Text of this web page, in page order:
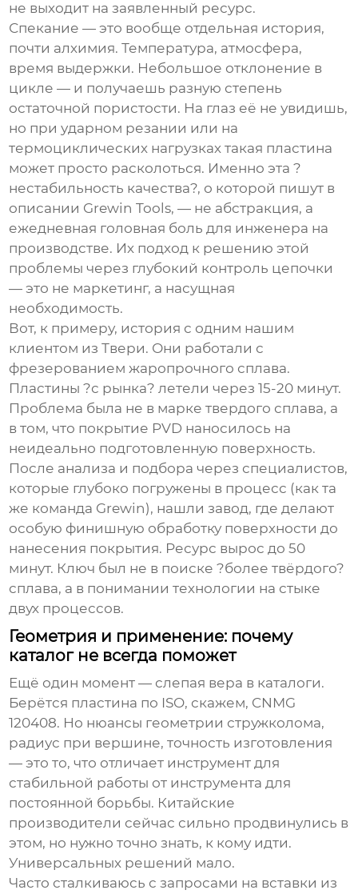
не выходит на заявленный ресурс.
Спекание — это вообще отдельная история,
почти алхимия. Температура, атмосфера,
время выдержки. Небольшое отклонение в
цикле — и получаешь разную степень
остаточной пористости. На глаз её не увидишь,
но при ударном резании или на
термоциклических нагрузках такая пластина
может просто расколоться. Именно эта ?
нестабильность качества?, о которой пишут в
описании Grewin Tools, — не абстракция, а
ежедневная головная боль для инженера на
производстве. Их подход к решению этой
проблемы через глубокий контроль цепочки
— это не маркетинг, а насущная
необходимость.
Вот, к примеру, история с одним нашим
клиентом из Твери. Они работали с
фрезерованием жаропрочного сплава.
Пластины ?с рынка? летели через 15-20 минут.
Проблема была не в марке твердого сплава, а
в том, что покрытие PVD наносилось на
неидеально подготовленную поверхность.
После анализа и подбора через специалистов,
которые глубоко погружены в процесс (как та
же команда Grewin), нашли завод, где делают
особую финишную обработку поверхности до
нанесения покрытия. Ресурс вырос до 50
минут. Ключ был не в поиске ?более твёрдого?
сплава, а в понимании технологии на стыке
двух процессов.
Геометрия и применение: почему
каталог не всегда поможет
Ещё один момент — слепая вера в каталоги.
Берётся пластина по ISO, скажем, CNMG
120408. Но нюансы геометрии стружколома,
радиус при вершине, точность изготовления
— это то, что отличает инструмент для
стабильной работы от инструмента для
постоянной борьбы. Китайские
производители сейчас сильно продвинулись в
этом, но нужно точно знать, к кому идти.
Универсальных решений мало.
Часто сталкиваюсь с запросами на вставки из